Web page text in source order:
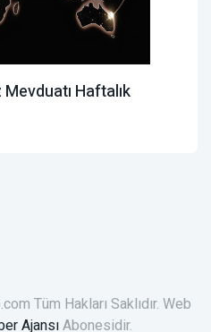
Haftalık
Tüm Hakları Saklıdır. Web
AjansıAbonesidir.